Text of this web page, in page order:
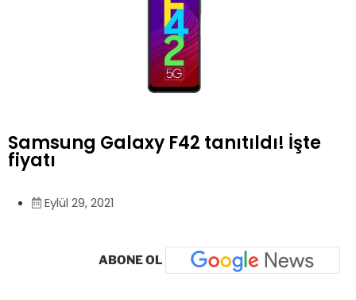
Samsung Galaxy F42 tanıtıldı! İşte
fiyatı
Eylül 29, 2021
ABONE OL